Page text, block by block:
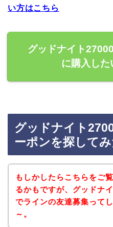
い方はこちら
グッドナイト
に購入した
グッドナイト
ーポンを探してみ
もしかしたらこちらをご
るかもですが、グッドナ
でラインの友達募集って
～。